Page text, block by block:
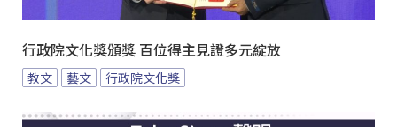
行政院文化獎頒獎 百位得主見證多元綻放
教文 藝文 行政院文化獎